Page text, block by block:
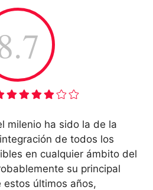
milenio ha sido la de la
de todos los
en cualquier ámbito del
su principal
últimos años,